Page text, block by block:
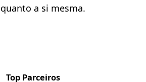
quanto a si mesma.
Top Parceiros